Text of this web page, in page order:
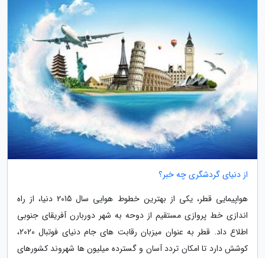
از دنیای گردشگری چه خبر؟
هواپیمایی قطر، یکی از بهترین خطوط هوایی سال 2015 دنیا، از راه
اندازی خط پروازی مستقیم از دوحه به شهر دوربارن آفریقای جنوبی
اطلاع داد. قطر به عنوان میزبان رقابت های جام دنیای فوتبال 2020،
کوشش دارد تا امکان تردد آسان و گسترده میلیون ها شهروند کشورهای